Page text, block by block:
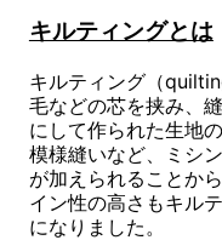
キルティングとは
キルティング（
毛などの芯を挟み、
にして作られた生地の
模様縫いなど、ミシ
が加えられることか
イン性の高さもキル
になりました。